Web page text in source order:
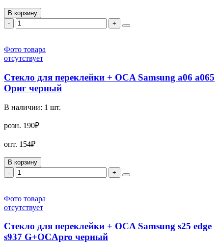
В корзину
-
+
Фото товара
отсутствует
Стекло для переклейки + OCA Samsung a06 a065
Ориг черный
В наличии: 1 шт.
розн. 190₽
опт. 154₽
В корзину
-
+
Фото товара
отсутствует
Стекло для переклейки + OCA Samsung s25 edge
s937 G+OCApro черный